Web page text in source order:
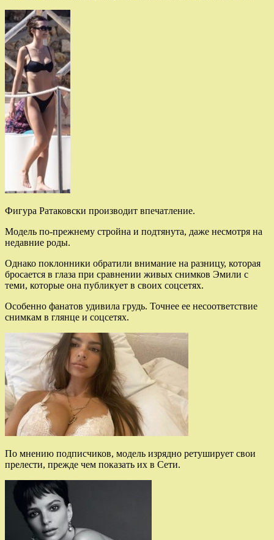
Фигура Ратаковски производит впечатление.
Модель по-прежнему стройна и подтянута, даже несмотря на
недавние роды.
Однако поклонники обратили внимание на разницу, которая
бросается в глаза при сравнении живых снимков Эмили с
теми, которые она публикует в своих соцсетях.
Особенно фанатов удивила грудь. Точнее ее несоответствие
снимкам в глянце и соцсетях.
По мнению подписчиков, модель изрядно ретуширует свои
прелести, прежде чем показать их в Сети.